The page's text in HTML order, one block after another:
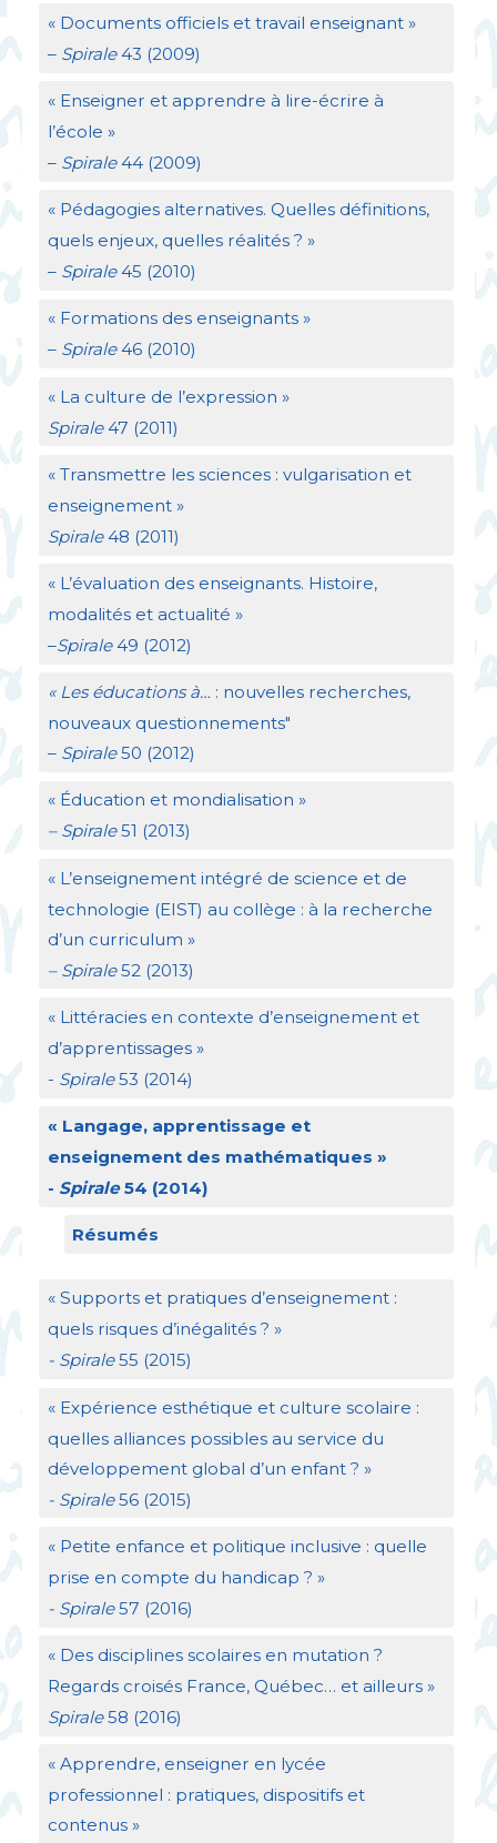
« Documents officiels et travail enseignant »
– Spirale43 (2009)
« Enseigner et apprendre à lire-écrire à
l’école »
– Spirale44 (2009)
« Pédagogies alternatives. Quelles définitions,
quels enjeux, quelles réalités ? »
– Spirale45 (2010)
« Formations des enseignants »
– Spirale46 (2010)
« La culture de l’expression »
Spirale47 (2011)
« Transmettre les sciences : vulgarisation et
enseignement »
Spirale48 (2011)
« L’évaluation des enseignants. Histoire,
modalités et actualité »
–Spirale49 (2012)
« Les éducations à… : nouvelles recherches,
nouveaux questionnements"
– Spirale50 (2012)
« Éducation et mondialisation »
– Spirale51 (2013)
« L’enseignement intégré de science et de
technologie (EIST) au collège : à la recherche
d’un curriculum »
– Spirale52 (2013)
« Littéracies en contexte d’enseignement et
d’apprentissages »
- Spirale53 (2014)
« Langage, apprentissage et
enseignement des mathématiques »
- Spirale54 (2014)
Résumés
« Supports et pratiques d’enseignement :
quels risques d’inégalités ? »
- Spirale55 (2015)
« Expérience esthétique et culture scolaire :
quelles alliances possibles au service du
développement global d’un enfant ? »
- Spirale56 (2015)
« Petite enfance et politique inclusive : quelle
prise en compte du handicap ? »
- Spirale57 (2016)
« Des disciplines scolaires en mutation ?
Regards croisés France, Québec… et ailleurs »
Spirale58 (2016)
« Apprendre, enseigner en lycée
professionnel : pratiques, dispositifs et
contenus »